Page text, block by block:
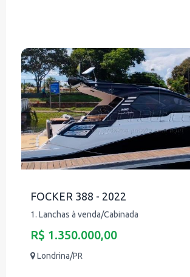
FOCKER 388 - 2022
1. Lanchas à venda/Cabinada
R$ 1.350.000,00
Londrina/PR